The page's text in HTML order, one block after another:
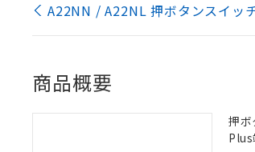
A22NN / A22NL 押ボタンスイッ
商品概要
押